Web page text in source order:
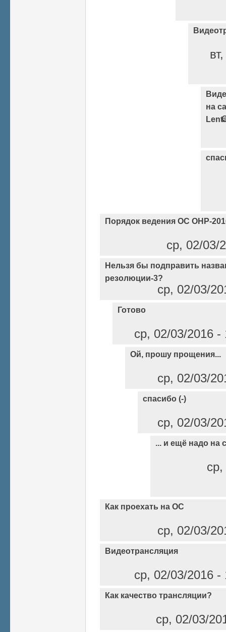
на
Порядок ведения ОС ОНР-
ср, 02/03/
Нельзя бы подправить
резолюции-3?
ср, 02/03/
Готово
ср, 02/03/2016
Ой, прошу прощения...
ср, 02/03/
спасибо (-)
ср, 02/03/
... и ещё надо на
Как проехать на ОС
ср, 02/03/
Видеотрансляция
ср, 02/03/2016
Как качество трансляции?
ср, 02/03/